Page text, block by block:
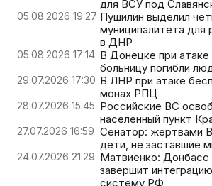
для ВСУ под
05.08.2026 19:27 Пушилин выделил
муниципалитета для
в ДНР
05.08.2026 17:14 В Донецке при атаке
больницу погибли
29.07.2026 17:30 В ЛНР при атаке
монах РПЦ
28.07.2026 15:45 Российские ВС
населенный пункт
27.07.2026 16:59 Сенатор: жертвами
дети, не заставшие
24.07.2026 21:29 Матвиенко: Донбасс
завершит
систему РФ